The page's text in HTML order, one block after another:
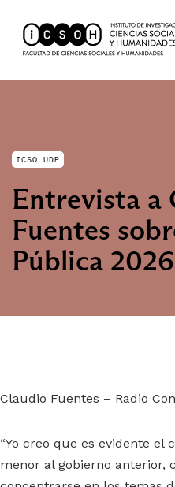
ICSO UDP
Entrevista a
Fuentes
Pública 2026
Claudio Fuentes – Radio
“Yo creo que es evidente el
menor al gobierno anterior,